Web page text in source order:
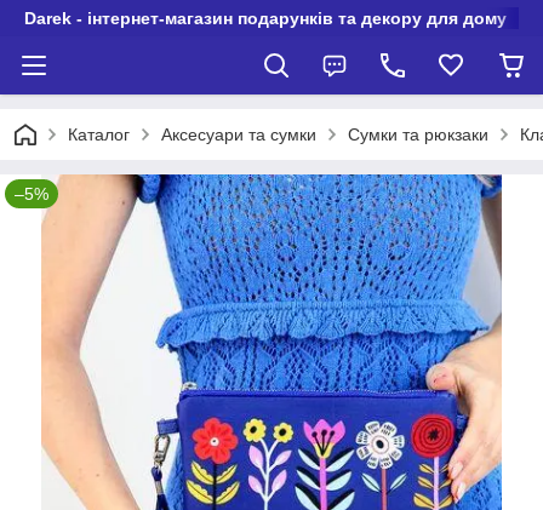
Darek - інтернет-магазин подарунків та декору для дому
Каталог Аксесуари та сумки Сумки та рюкзаки
–5%